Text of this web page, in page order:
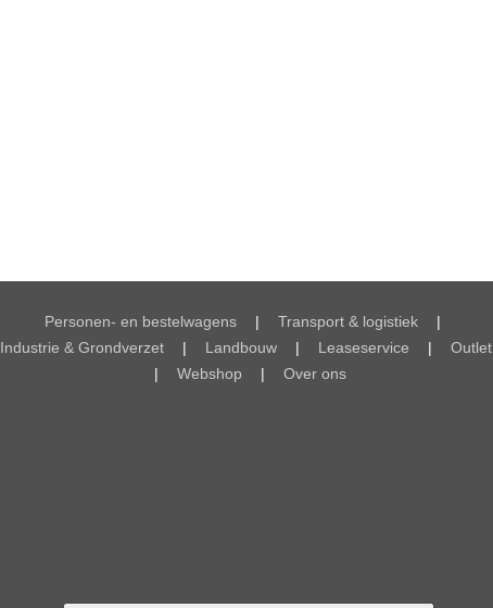
Personen- en bestelwagens | Transport & logistiek
|
Industrie & Grondverzet
| Landbouw | Leaseservice |
Outlet
|
Webshop | Over ons